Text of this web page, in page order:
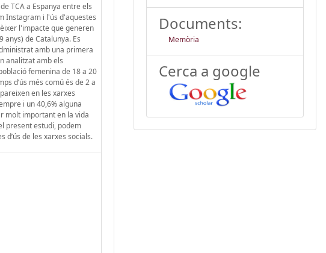
TCA a Espanya entre els
Instagram i l'ús d'aquestes
l'impacte que generen
de Catalunya. Es
amb una primera
analitzat amb els
femenina de 18 a 20
d’ús més comú és de 2 a
en les xarxes
i un 40,6% alguna
molt important en la vida
present estudi, podem
de les xarxes socials.
Documents:
Memòria
Cerca a google